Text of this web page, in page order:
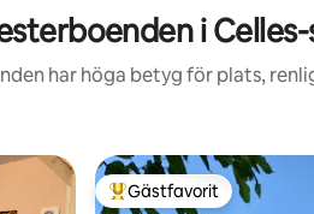
i
har höga betyg för plats,
Populär gästfavorit
Gästfavorit